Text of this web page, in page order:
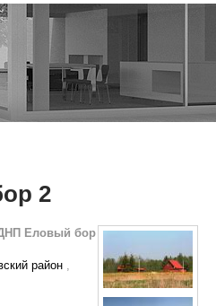
2
ДНП Еловый бор
район ,